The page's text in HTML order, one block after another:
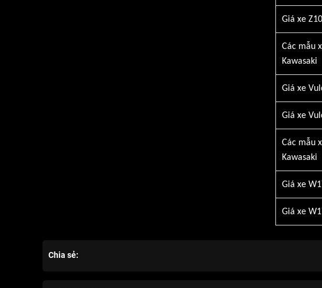
Giá xe
Các mẫu
Kawasaki
Giá xe
Giá xe
Các mẫu
Kawasaki
Giá xe
Giá xe
Chia sẻ: